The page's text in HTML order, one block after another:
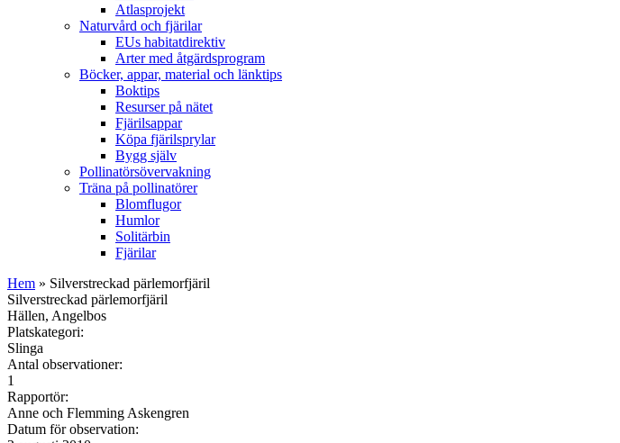
Atlasprojekt
Naturvård och fjärilar
EUs habitatdirektiv
Arter med åtgärdsprogram
Böcker, appar, material och länktips
Boktips
Resurser på nätet
Fjärilsappar
Köpa fjärilsprylar
Bygg själv
Pollinatörsövervakning
Träna på pollinatörer
Blomflugor
Humlor
Solitärbin
Fjärilar
Hem » Silverstreckad pärlemorfjäril
Silverstreckad pärlemorfjäril
Hällen, Angelbos
Platskategori:
Slinga
Antal observationer:
1
Rapportör:
Anne och Flemming Askengren
Datum för observation: